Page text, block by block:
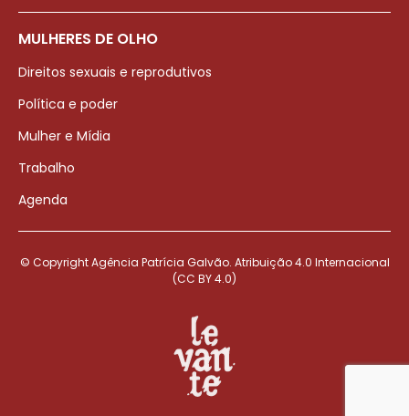
MULHERES DE OLHO
Direitos sexuais e reprodutivos
Política e poder
Mulher e Mídia
Trabalho
Agenda
© Copyright Agência Patrícia Galvão. Atribuição 4.0 Internacional
(CC BY 4.0)